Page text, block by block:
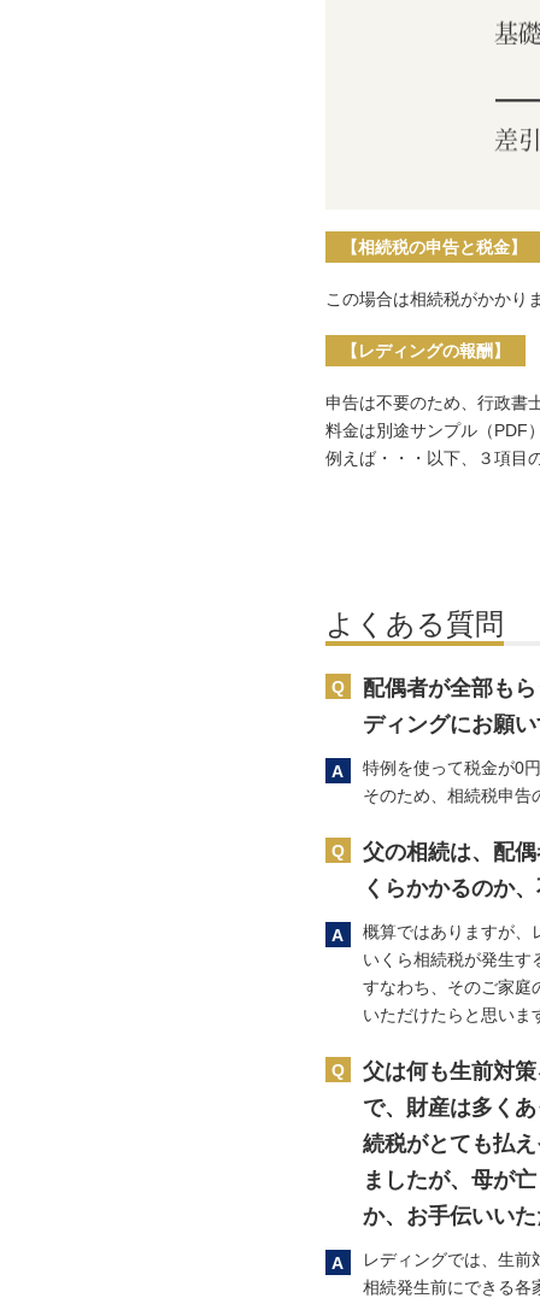
【相続税の申告と税金】
この場合は相続税がかかり
【レディングの報酬】
申告は不要のため、行政書
料金は別途サンプル（PDF
例えば・・・以下、３項目
よくある質問
配偶者が全部も
ディングにお願
特例を使って税金が0
そのため、相続税申告
父の相続は、配
くらかかるのか
概算ではありますが、
いくら相続税が発生す
すなわち、そのご家庭
いただけたらと思いま
父は何も生前対
で、財産は多く
続税がとても払
ましたが、母が
か、お手伝いい
レディングでは、生
相続発生前にできる各